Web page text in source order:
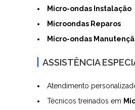
Micro-ondas Instalação
Microondas Reparos
Micro-ondas
ASSISTÊNCIA
Atendimento
Técnicos treinados em